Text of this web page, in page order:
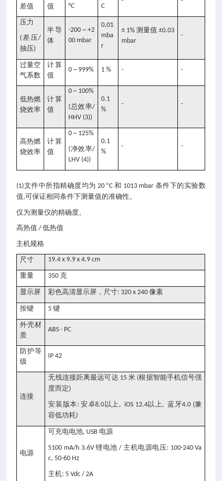
差值 值 °C C
压力
( 差压/
抽压)
半导
体
-200 ~ +2
00 mbar
0.01
mba
r
± 1%测量值 ±0.03
mbar
-
过量空
气系数
计算
值
0 ~ 999% 1 % - -
低热燃
烧效率
计算
值
0 ~ 100%
(总效率/
HHV (3))
0.1
%
- -
高热燃
烧效率
计算
值
0 ~ 125%
(净效率/
LHV (4))
0.1
%
- -
(1)文件中所指精确度均为 20°C 和 1013 mbar 条件下的实验数
值,可保证相同条件下测量值的准确性。
仅为测量仪的精确度。
高热值 /低热值
主机规格
尺寸 19.4 x 9.9 x 4.9 cm
重量 350 克
显示屏 彩色高清显示屏，尺寸: 320 x 240像素
按键 5键
外壳材
质
ABS - PC
防护等
级
IP 42
连接
无线连接距离最远可达 15米 (根据智能手机信号强
度而定)
安装版本 :安卓8.0 以上 , iOS 12.4以上,蓝牙4.0 (兼
容低功耗)
电源
可充电电池, USB 电源
5100 mA/h 3.6V锂电池 / 主机电源电压: 100-240 Va
c, 50-60 Hz
主机: 5 Vdc / 2A